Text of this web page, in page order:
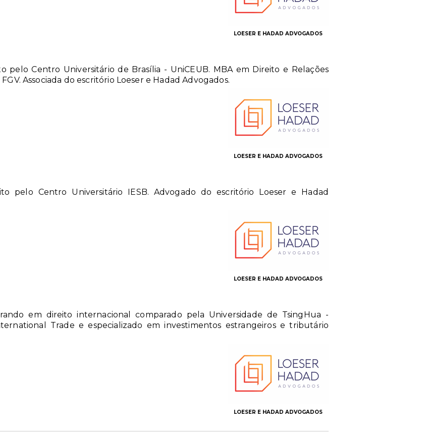
LOESER E HADAD ADVOGADOS
pelo Centro Universitário de Brasília - UniCEUB. MBA em Direito e Relações
Associada do escritório Loeser e Hadad Advogados.
LOESER E HADAD ADVOGADOS
pelo Centro Universitário IESB. Advogado do escritório Loeser e Hadad
LOESER E HADAD ADVOGADOS
em direito internacional comparado pela Universidade de TsingHua -
Trade e especializado em investimentos estrangeiros e tributário
LOESER E HADAD ADVOGADOS